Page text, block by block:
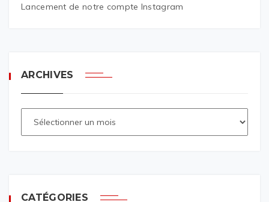
Lancement de notre compte Instagram
ARCHIVES
CATÉGORIES